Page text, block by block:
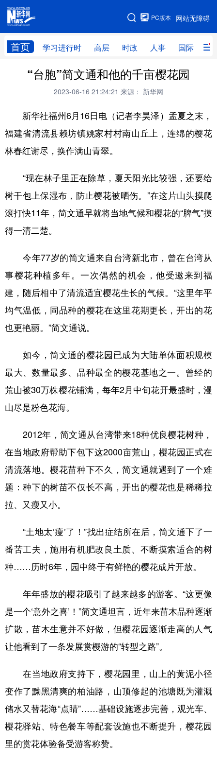
网站无障碍
PC版本
首页 学习进行时 高层 时政 人事 国际 财
网站地图
学习进行时 高层 时政 人事
财经 网评
台湾 思客智库 全球连线 教育
科技 科创 量子 体育
文化 书画
访谈 视频 图片 政务
法律 中央文件 金融 汽车
食品 人居 信息化 数字经济
学术中国
城市 旅游 能源 会展
彩票 娱乐 时尚 悦读
公益 一带一路 亚太网 上市公司
文化产业
地方频道
北京 天津 河北 山西
辽宁 吉林 上海 江苏
山东 河南 湖北 湖南
广东 广西 海南 重庆
陕西
多语种频道
Русский язык 日本語 한국어
Deutsch Português
“台胞”简文通和他的千亩樱花园
2023-06-16 21:24:21 来源： 新华网
新华社福州6月16日电（记者李昊泽）孟夏之末，
福建省清流县赖坊镇姚家村村南山丘上，连绵的樱花
林春红谢尽，换作满山青翠。
“现在林子里正在除草，夏天阳光比较强，还要给
树干包上保湿布，防止樱花被晒伤。”在这片山头摸爬
滚打快11年，简文通早就将当地气候和樱花的“脾气”摸
得一清二楚。
今年77岁的简文通来自台湾新北市，曾在台湾从
事樱花种植多年。一次偶然的机会，他受邀来到福
建，随后相中了清流适宜樱花生长的气候。“这里年平
均气温低，同品种的樱花在这里花期更长，开出的花
也更艳丽。”简文通说。
如今，简文通的樱花园已成为大陆单体面积规模
最大、数量最多、品种最全的樱花基地之一。曾经的
荒山被30万株樱花铺满，每年2月中旬花开最盛时，漫
山尽是粉色花海。
2012年，简文通从台湾带来18种优良樱花树种，
在当地政府帮助下包下这2000亩荒山，樱花园正式在
清流落地。樱花苗种下不久，简文通就遇到了一个难
题：种下的树苗不仅长不高，开出的樱花也是稀稀拉
拉、又瘦又小。
“土地太‘瘦’了！”找出症结所在后，简文通下了一
番苦工夫，施用有机肥改良土质、不断摸索适合的树
种……历时6年，园中终于有鲜艳的樱花成片开放。
年年盛放的樱花吸引了越来越多的游客。“这更像
是一个‘意外之喜’！”简文通坦言，近年来苗木品种逐渐
扩散，苗木生意并不好做，但樱花园逐渐走高的人气
让他看到了一条发展赏樱游的“转型之路”。
在当地政府支持下，樱花园里，山上的黄泥小径
变作了黝黑清爽的柏油路，山顶修起的池塘既为灌溉
储水又替花海“点睛”……基础设施逐步完善，观光车、
樱花驿站、特色餐车等配套设施也不断提升，樱花园
里的赏花体验备受游客称赞。